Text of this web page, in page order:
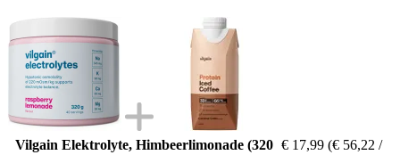
Vilgain Elektrolyte, Himbeerlimonade (320 € 17,99 (€ 56,22 /